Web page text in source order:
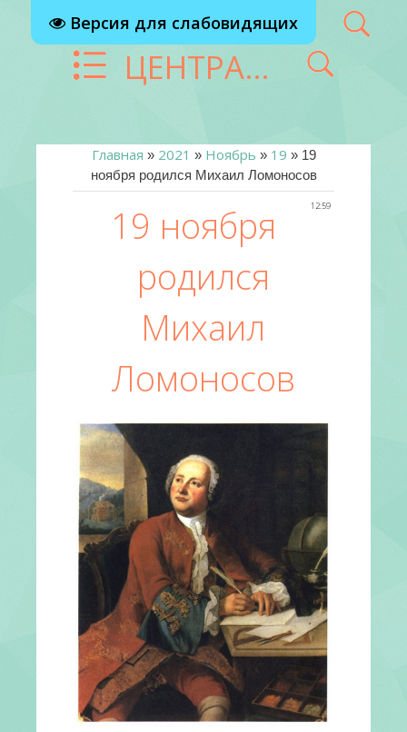
Версия для слабовидящих
ЦЕНТРАЛИЗОВАННАЯ БИБЛИОТЕЧНАЯ СИСТЕМА Г. РЕУТОВ
Главная » 2021 » Ноябрь » 19 » 19
ноября родился Михаил Ломоносов
12:59
19 ноября
родился
Михаил
Ломоносов